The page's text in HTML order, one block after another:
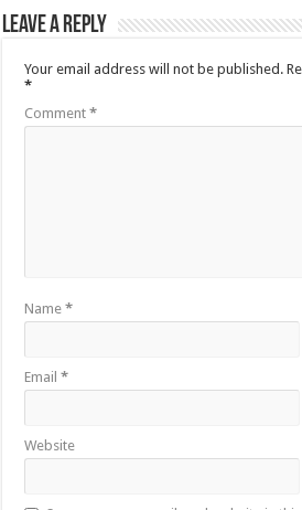
Leave a Reply
Your email address will not be published.
*
Comment*
Name*
Email*
Website